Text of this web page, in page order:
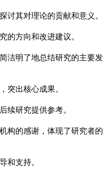
讨其对理论的贡献和意义。
的方向和改进建议。
洁明了地总结研究的主要发
突出核心成果。
续研究提供参考。
构的感谢，体现了研究者的
和支持。